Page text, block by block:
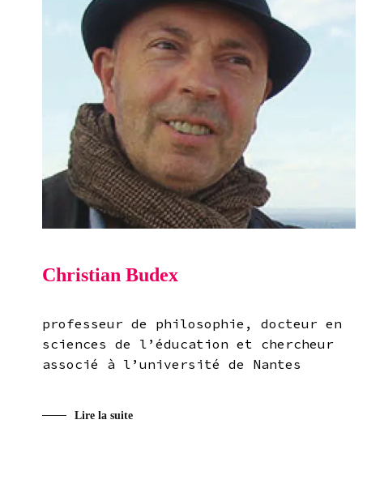
Christian Budex
professeur de philosophie, docteur en
sciences de l’éducation et chercheur
associé à l’université de Nantes
Lire la suite